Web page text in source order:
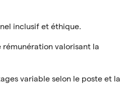
inclusif et éthique.
rémunération valorisant la
variable selon le poste et la